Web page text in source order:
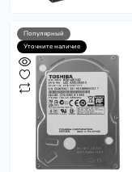
Популярный
Уточните наличие